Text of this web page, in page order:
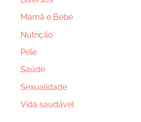
Mamã e Bebé
Nutrição
Pele
Saúde
Sexualidade
Vida saudável